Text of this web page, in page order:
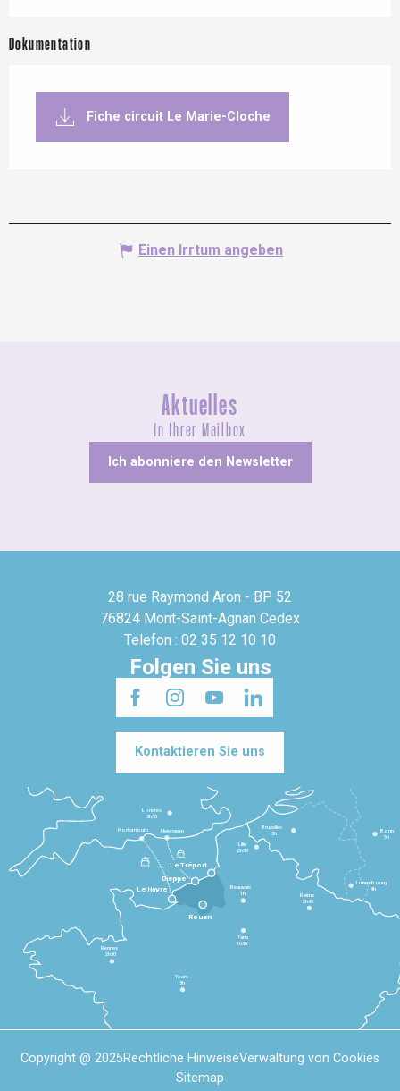
Dokumentation
Fiche circuit Le Marie-Cloche
Einen Irrtum angeben
Aktuelles
In Ihrer Mailbox
Ich abonniere den Newsletter
28 rue Raymond Aron - BP 52
76824 Mont-Saint-Agnan Cedex
Telefon : 02 35 12 10 10
Folgen Sie uns
Kontaktieren Sie uns
Le Havre
Dieppe
Le Tréport
Rennes
2h30
Tours
3h
Paris
1h30
Beauvais
1h
Reims
2h45
Lille
2h30
Bruxelles
3h
Londres
3h30
Newhaven
Portsmouth
Bonn
5h
Luxembourg
4h
Rouen
Copyright @ 2025Rechtliche HinweiseVerwaltung von Cookies
Sitemap